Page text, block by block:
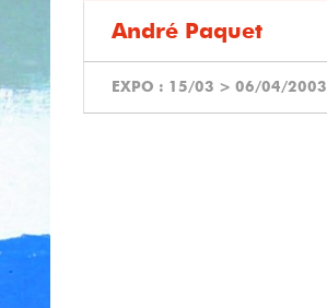
André Paquet
EXPO : 15/03 > 06/04/2003